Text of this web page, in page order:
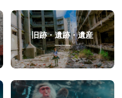
旧跡・遺跡・遺産